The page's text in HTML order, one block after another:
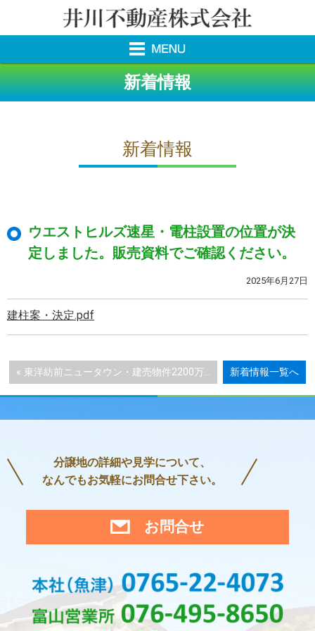
新着情報
新着情報
ウエストヒルズ速星・電柱設置の位置が決
定しました。販売資料でご確認ください。
2025年6月27日
建柱案・決定.pdf
« 東洋紡前ニュータウン・建売物件2200万... 新着情報一覧へ
分譲地の詳細や見学について、
なんでもお気軽にお問合せ下さい。
お問合せ
076-